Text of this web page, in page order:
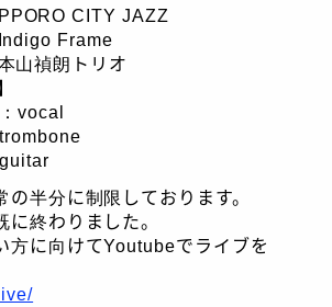
CITY JAZZ
Frame
禎朗トリオ
vocal
半分に制限しております。
終わりました。
方に向けてYoutubeでライブを